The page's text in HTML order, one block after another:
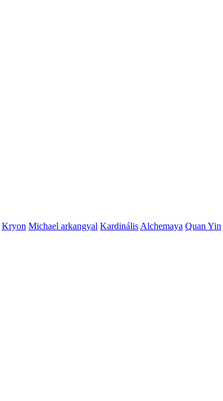
Kryon Michael arkangyal KardinálisAlchemaya Quan Yin